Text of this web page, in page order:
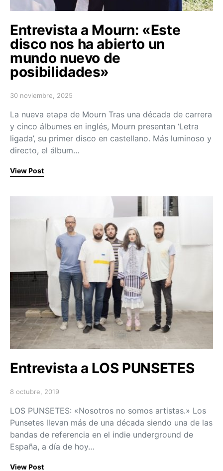
Entrevista a Mourn: «Este
disco nos ha abierto un
mundo nuevo de
posibilidades»
Posted on
30 noviembre, 2025
La nueva etapa de Mourn Tras una década de carrera
y cinco álbumes en inglés, Mourn presentan ‘Letra
ligada’, su primer disco en castellano. Más luminoso y
directo, el álbum…
View Post
Entrevista a LOS PUNSETES
Posted on
8 octubre, 2019
LOS PUNSETES: «Nosotros no somos artistas.» Los
Punsetes llevan más de una década siendo una de las
bandas de referencia en el indie underground de
España, a día de hoy…
View Post